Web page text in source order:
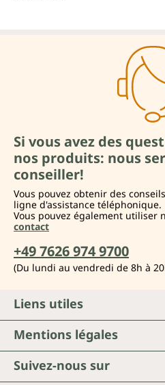
Si vous avez des
nos produits: nous
conseiller!
Vous pouvez obtenir des
ligne d'assistance téléphonique.
Vous pouvez également utiliser
contact
+49 7626 974 9700
(Du lundi au vendredi de 8h à
Suivez-nous sur
Liens utiles
Mentions légales